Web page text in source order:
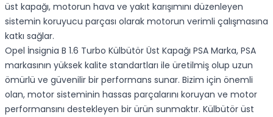
üst kapağı, motorun hava ve yakıt karışımını düzenleyen
sistemin koruyucu parçası olarak motorun verimli çalışmasına
katkı sağlar.
Opel İnsignia B 1.6 Turbo Külbütör Üst Kapağı PSA Marka, PSA
markasının yüksek kalite standartları ile üretilmiş olup uzun
ömürlü ve güvenilir bir performans sunar. Bizim için önemli
olan, motor sisteminin hassas parçalarını koruyan ve motor
performansını destekleyen bir ürün sunmaktır. Külbütör üst